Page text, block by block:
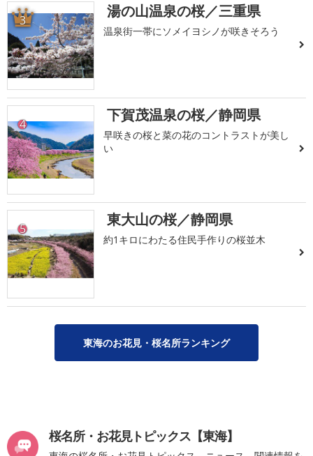
3 湯の山温泉の桜／三重県
温泉街一帯にソメイヨシノが咲きそろう
4 下賀茂温泉の桜／静岡県
早咲きの桜と菜の花のコントラストが美し
い
5 東大山の桜／静岡県
約1キロにわたる住民手作りの桜並木
東海のお花見・桜名所ランキング
桜名所・お花見トピックス【東海】